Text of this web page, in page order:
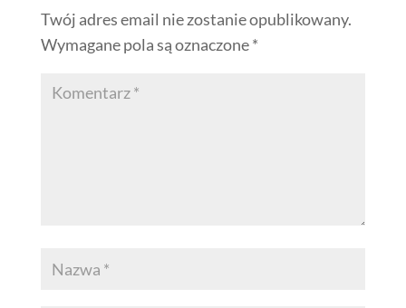
Twój adres email nie zostanie opublikowany.
Wymagane pola są oznaczone*